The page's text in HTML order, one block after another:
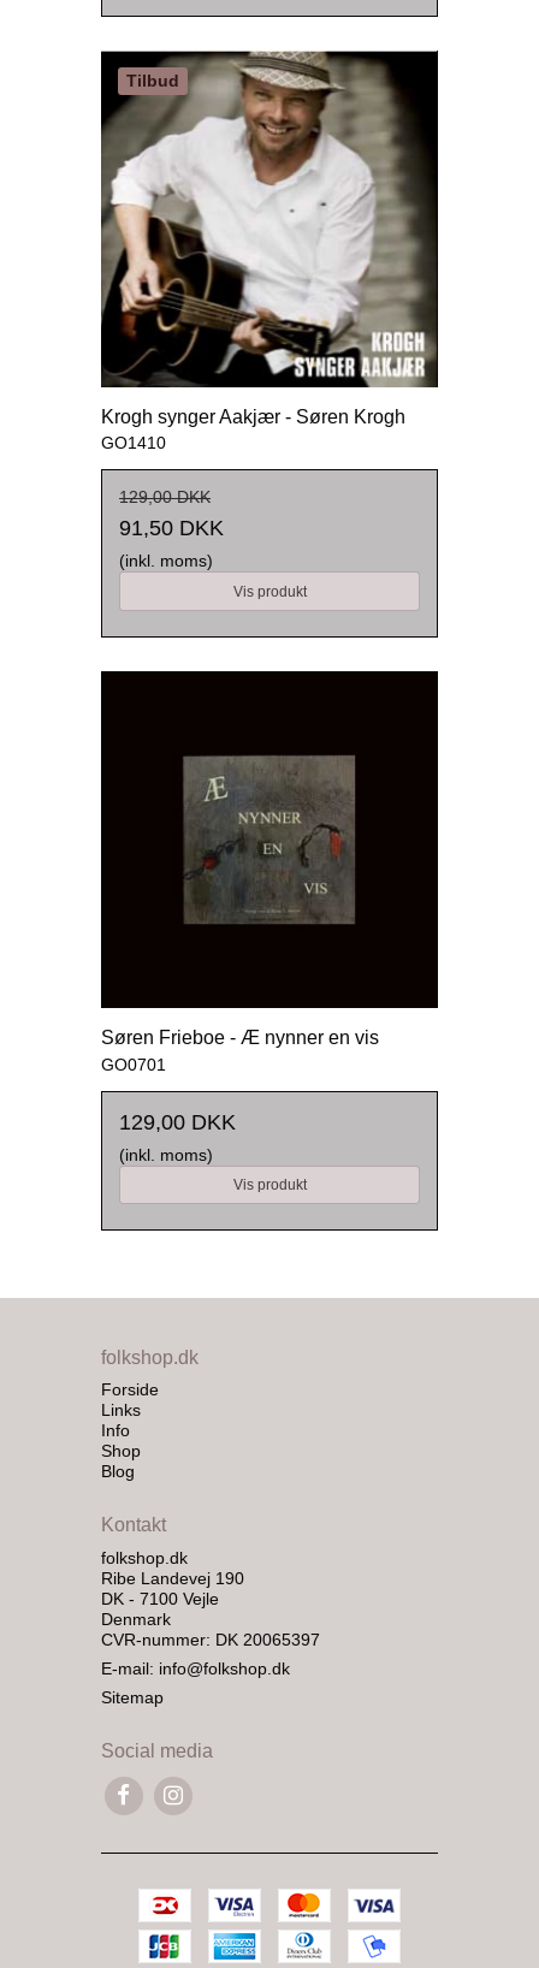
Tilbud
Krogh synger Aakjær - Søren Krogh
GO1410
129,00 DKK
91,50 DKK
(inkl. moms)
Vis produkt
Søren Frieboe - Æ nynner en vis
GO0701
129,00 DKK
(inkl. moms)
Vis produkt
folkshop.dk
Forside
Links
Info
Shop
Blog
Kontakt
folkshop.dk
Ribe Landevej 190
DK - 7100 Vejle
Denmark
CVR-nummer: DK 20065397
E-mail: info@folkshop.dk
Sitemap
Social media